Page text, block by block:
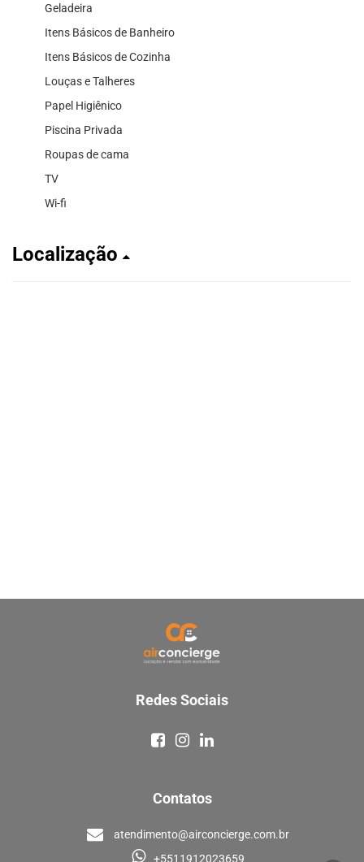
Geladeira
Itens Básicos de Banheiro
Itens Básicos de Cozinha
Louças e Talheres
Papel Higiênico
Piscina Privada
Roupas de cama
TV
Wi-fi
Localização
Redes Sociais
Contatos
atendimento@airconcierge.com.br
+5511912023659